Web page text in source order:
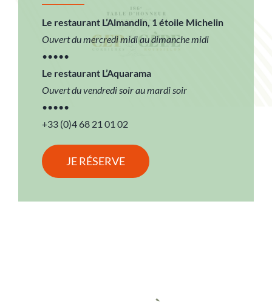
Le restaurant L’Almandin, 1 étoile Michelin
Ouvert du mercredi midi au dimanche midi
•••••
Le restaurant L’Aquarama
Ouvert du vendredi soir au mardi soir
•••••
+33 (0)4 68 21 01 02
JE RÉSERVE